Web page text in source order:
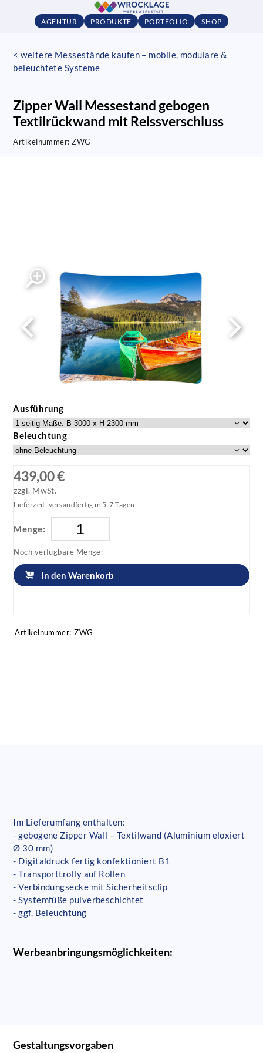
AGENTUR PRODUKTE PORTFOLIO SHOP
< weitere Messestände kaufen – mobile, modulare &
beleuchtete Systeme
Zipper Wall Messestand gebogen
Textilrückwand mit Reissverschluss
Artikelnummer:ZWG
Ausführung
Beleuchtung
439,00 €
zzgl. MwSt.
Lieferzeit: versandfertig in 5-7 Tagen
Menge:
Noch verfügbare Menge:
In den Warenkorb
Artikelnummer: ZWG
Im Lieferumfang enthalten:
- gebogene Zipper Wall – Textilwand (Aluminium eloxiert
Ø 30 mm)
- Digitaldruck fertig konfektioniert B1
- Transporttrolly auf Rollen
- Verbindungsecke mit Sicherheitsclip
- Systemfüße pulverbeschichtet
- ggf. Beleuchtung
Werbeanbringungsmöglichkeiten:
Gestaltungsvorgaben